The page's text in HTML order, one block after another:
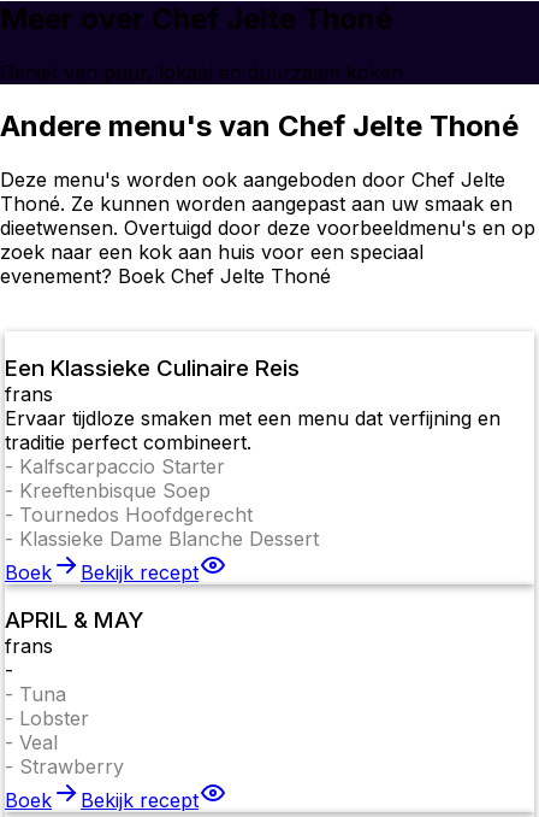
Meer over Chef Jelte Thoné
Geniet van puur, lokaal en duurzaam koken
Andere menu's van Chef Jelte Thoné
Deze menu's worden ook aangeboden door Chef Jelte
Thoné. Ze kunnen worden aangepast aan uw smaak en
dieetwensen. Overtuigd door deze voorbeeldmenu's en op
zoek naar een kok aan huis voor een speciaal
evenement? Boek Chef Jelte Thoné
Een Klassieke Culinaire Reis
frans
Ervaar tijdloze smaken met een menu dat verfijning en
traditie perfect combineert.
- Kalfscarpaccio Starter
- Kreeftenbisque Soep
- Tournedos Hoofdgerecht
- Klassieke Dame Blanche Dessert
Boek
Bekijk recept
APRIL & MAY
frans
-
- Tuna
- Lobster
- Veal
- Strawberry
Boek
Bekijk recept